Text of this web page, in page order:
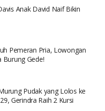
Anak David Naif Bikin
Pemeran Pria, Lowongan
Burung Gede!
Pudak yang Lolos ke
Gerindra Raih 2 Kursi